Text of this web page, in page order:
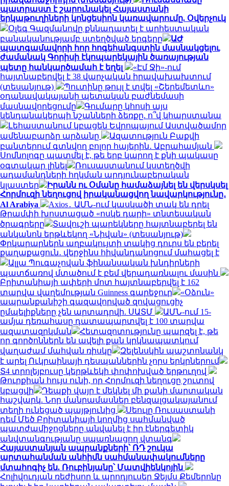
պատրաստ է շարունակել Հայաստանի
երկաթուղիների կոնցեսիոն կառավարումը. Օվերչուկ
Օլեգ Գազմանովը քննադատել է արհեստական
բանականությամբ ստեղծված երգերը
ԱԺ
պատգամավորի հոր հոգեհանգստին մասնակցելու
ժամանակ Գորիսի էկոպարեկային ծառայության
պետը հանկարծամահ է եղել
«Էմ Ջի»-ում
հայտնաբերվել է 38 վարչական իրավախախտում
(տեսանյութ)
Պուտինը թույլ է տվել «Շերեմետևո»
օդանավակայանի պետական բաժնեմասի
մասնավորեցումը
Գումարը կհոսի այս
կենդանակերպի նշանների ձեռքը. ո՞վ կհարստանա
Լեհաստանում կբացեն Եվրոպայում Աստվածամոր
ամենաբարձր արձանը
Ազատություն Բաքվի
բանտերում գտնվող բոլոր հայերին․ Աբրահամյան
Սոմնոլոգը պատմել է, թե երբ կարող է քնի պակասը
օգտակար լինել
Ռուսաստանում կստեղծվի
ադամանդների հղկման արդյունաբերական
կլաստեր
Իրանն ու Օմանը համաձայնել են վերսկսել
Հորմուզի նեղուցով իրականացվող նավարկությունը․
Al Arabiya
Axios․ ԱՄՆ-ում կասկածի տակ են դրել
Թրամփի խոստացած «ոսկե դարի» տնտեսական
ծրագրերը
Տավուշի պարեկները հայտնաբերել են
անկանոն երթևեկող «Նիվան» (տեսանյութ)
Փրկարարներն աղբակույտի տակից դուրս են բերել
քաղաքացուն․ վերջինս հիվանդանոցում մահացել է
Ալլա Պուգաչովան ֆինանսական խնդիրների
պատճառով մտածում է բեմ վերադառնալու մասին
Բրիտանիայի ափերի մոտ հայտնաբերվել է 162
տարվա վաղեմության Guinness գարեջուր
«Օձուն»
ապրանքանիշի գազավորված զովացուցիչ
ըմպելիքները չեն արտադրվի. ՍԱՏՄ
ԱՄՆ-ում 15-
ամյա դեռահասը դատապարտվել է 100 տարվա
ազատազրկման
Հետազոտությունը պարզել է, թե
որ գործոններն են ավելի քան կրկնապատկում
վաղաժամ մահվան ռիսկը
Զելենսկին պաշտոնանկ
է արել Ուկրաինայի դեսպաններին չորս երկրներում
Տ4 տրոլեյբուսը կերթևեկի փոփոխված երթուղով
Թուրքիան հույս ունի, որ Հորմուզի նեղուցը շուտով
կբացվի
Դեպքի վայր է մեկնել մի քանի մարտական
հաշվարկ. Նոր մանրամասներ բենզալցակայանում
տեղի ունեցած պայթյունից
Սեուլը Ռուսաստանի
դեմ Մեծ Բրիտանիայի կողմից սահմանված
պատժամիջոցները անվանել է իր էներգետիկ
անվտանգությանը սպառնացող վտանգ
Հայաստանյան ապրանքների՝ ՌԴ շուկա
արտահանման անհիմն սահմանափակումները
մտահոգիչ են. Ռուբինյանը՝ Մատվիենկոյին
Հոլիվուդյան ռեժիսոր և պրոդյուսեր Ջեյմս Քեմերոնը